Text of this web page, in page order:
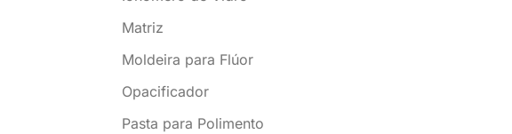
Matriz
Moldeira para Flúor
Opacificador
Pasta para Polimento